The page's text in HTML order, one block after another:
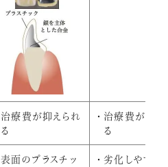
治療費が抑えられ
る
治療費が抑え
る
表面のプラスチッ
劣化しやすい